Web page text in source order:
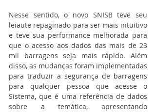
Nesse sentido, o novo SNISB teve seu
leiaute repaginado para ser mais intuitivo
e teve sua performance melhorada para
que o acesso aos dados das mais de 23
mil barragens seja mais rápido. Além
disso, as mudanças foram implementadas
para traduzir a segurança de barragens
para qualquer pessoa que acesse o
Sistema, que é uma referência de dados
sobre a temática, apresentando